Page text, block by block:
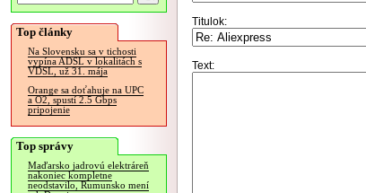
Top články
Na Slovensku sa v tichosti
vypína ADSL v lokalitách s
VDSL, už 31. mája
Orange sa doťahuje na UPC
a O2, spustí 2.5 Gbps
pripojenie
Top správy
Maďarsko jadrovú elektráreň
nakoniec kompletne
neodstavilo, Rumunsko mení
Titulok:
Text: